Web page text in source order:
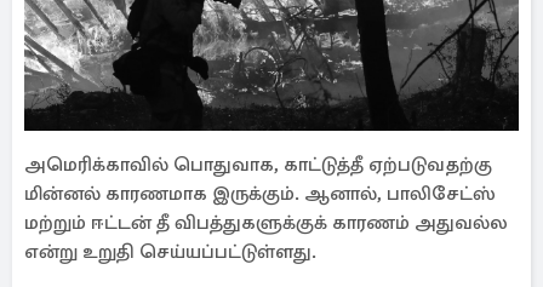
அமெரிக்காவில் பொதுவாக, காட்டுத்தீ ஏற்படுவதற்கு
மின்னல் காரணமாக இருக்கும். ஆனால், பாலிசேட்ஸ்
மற்றும் ஈட்டன் தீ விபத்துகளுக்குக் காரணம் அதுவல்ல
என்று உறுதி செய்யப்பட்டுள்ளது.